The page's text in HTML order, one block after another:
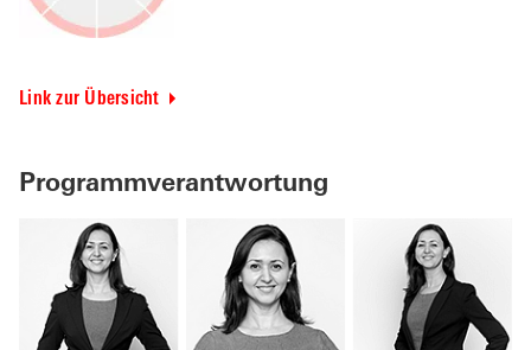
Link zur Übersicht
Programmverantwortung